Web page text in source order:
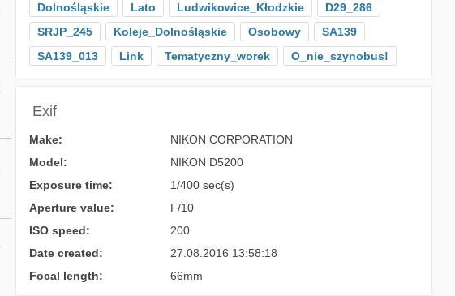
Dolnośląskie Lato Ludwikowice_Kłodzkie
D29_286
SRJP_245
Koleje_Dolnośląskie Osobowy
SA139
SA139_013
Link Tematyczny_worek O_nie_szynobus!
Exif
Make:
NIKON CORPORATION
Model:
NIKON D5200
Exposure time:
1/400 sec(s)
Aperture value:
F/10
ISO speed:
200
Date created:
27.08.2016 13:58:18
Focal length:
66mm